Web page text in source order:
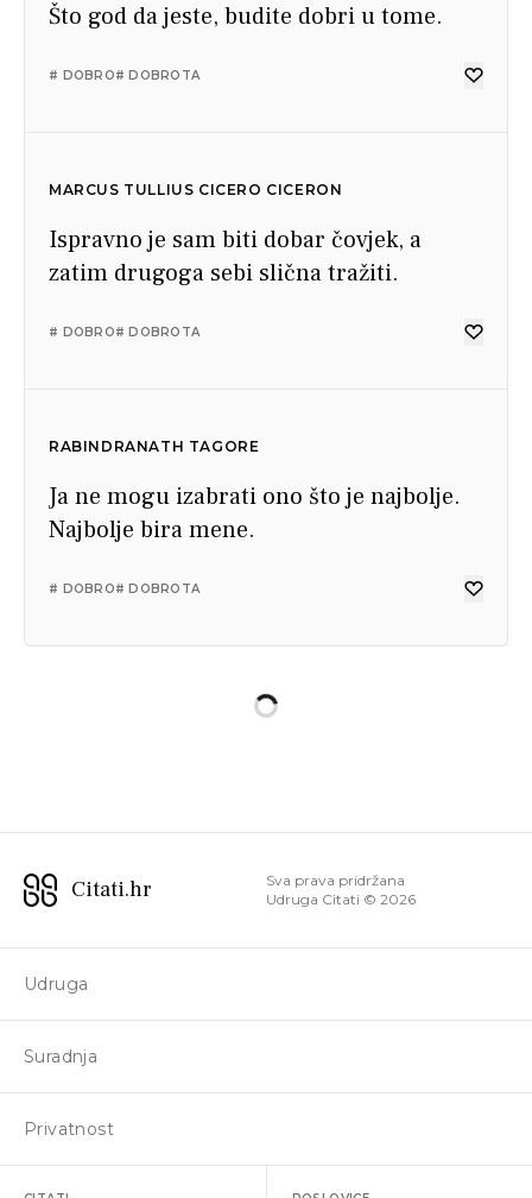
Što god da jeste, budite dobri u tome.
# DOBRO# DOBROTA
MARCUS TULLIUS CICERO CICERON
Ispravno je sam biti dobar čovjek, a
zatim drugoga sebi slična tražiti.
# DOBRO# DOBROTA
RABINDRANATH TAGORE
Ja ne mogu izabrati ono što je najbolje.
Najbolje bira mene.
# DOBRO# DOBROTA
Citati.hr
Sva prava pridržana
Udruga Citati © 2026
Udruga
Suradnja
Privatnost